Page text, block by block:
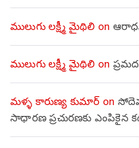
ములుగు లక్ష్మీ మైథిలి on
ములుగు లక్ష్మీ మైథిలి on
మళ్ళ కారుణ్య కుమార్ on
సాధారణ ప్రచురణకు ఎంపికైన